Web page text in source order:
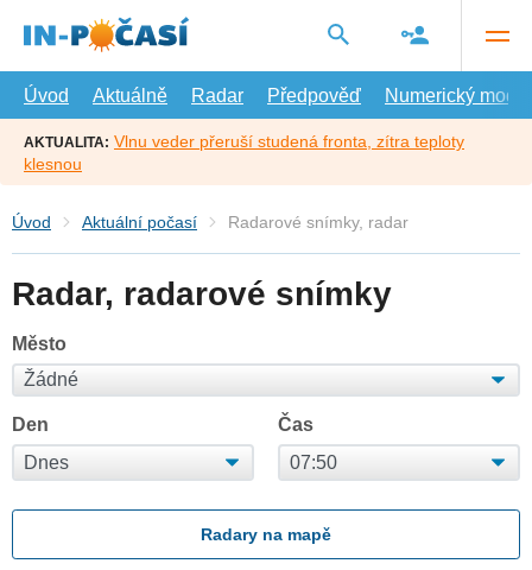
hlavní
Úvod
Aktuálně Radar Předpověď Numerický model
AKTUALITA: Vlnu veder přeruší studená fronta, zítra teploty
klesnou
Úvod Aktuální počasí Radarové snímky, radar
Radar, radarové snímky
Město
Den Čas
Radary na mapě